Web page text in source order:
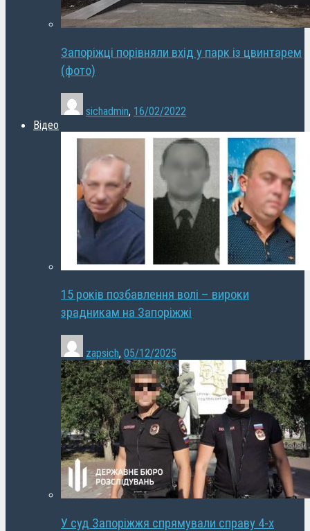
Запоріжці порівняли вхід у парк із цвинтарем
(фото)
sichadmin, 16/02/2022
Відео
15 років позбавлення волі – вироки
зрадникам на Запоріжжі
zapsich, 05/12/2025
У суд Запоріжжя спрямували справу 4-х